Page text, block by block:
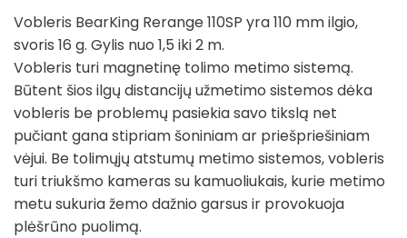
Vobleris BearKing Rerange 110SP yra 110 mm ilgio,
svoris 16 g. Gylis nuo 1,5 iki 2 m.
Vobleris turi magnetinę tolimo metimo sistemą.
Būtent šios ilgų distancijų užmetimo sistemos dėka
vobleris be problemų pasiekia savo tikslą net
pučiant gana stipriam šoniniam ar priešpriešiniam
vėjui. Be tolimųjų atstumų metimo sistemos, vobleris
turi triukšmo kameras su kamuoliukais, kurie metimo
metu sukuria žemo dažnio garsus ir provokuoja
plėšrūno puolimą.